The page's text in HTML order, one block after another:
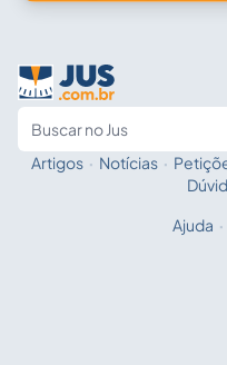
Artigos · Notícias ·
Ajuda ·